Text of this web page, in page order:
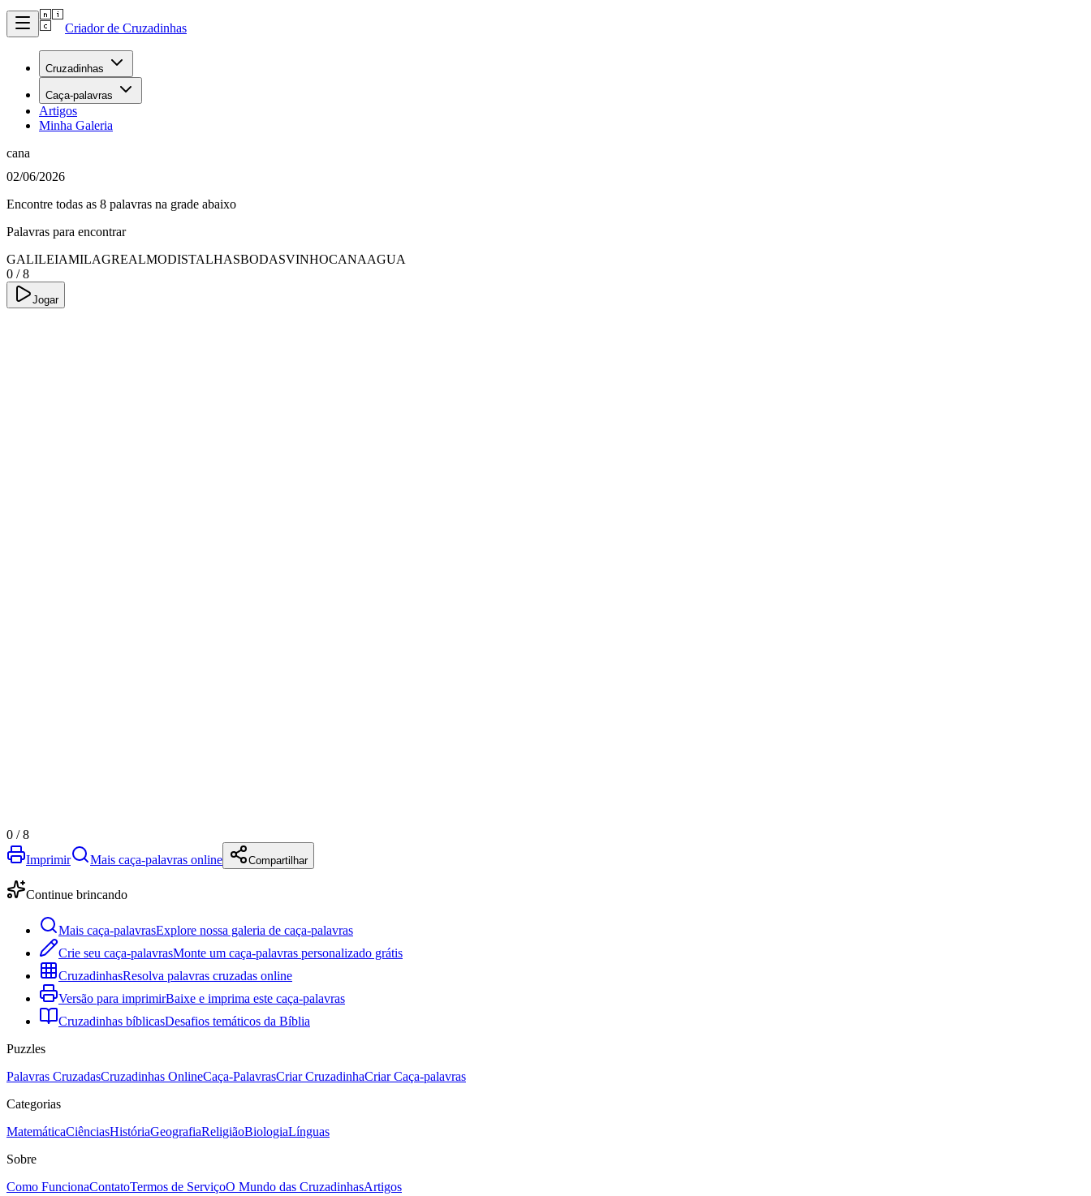
Criador de Cruzadinhas
Cruzadinhas
Caça-palavras
Artigos
Minha Galeria
cana
02/06/2026
Encontre todas as 8 palavras na grade abaixo
Palavras para encontrar
GALILEIAMILAGREALMODISTALHASBODASVINHOCANAAGUA
0 /8
Jogar
0 /8
Imprimir
Mais caça-palavras online Compartilhar
Continue brincando
Mais caça-palavrasExplore nossa galeria de caça-palavras
Crie seu caça-palavrasMonte um caça-palavras personalizado grátis
CruzadinhasResolva palavras cruzadas online
Versão para imprimirBaixe e imprima este caça-palavras
Cruzadinhas bíblicasDesafios temáticos da Bíblia
Puzzles
Palavras CruzadasCruzadinhas OnlineCaça-PalavrasCriar CruzadinhaCriar Caça-palavras
Categorias
MatemáticaCiênciasHistóriaGeografiaReligiãoBiologiaLínguas
Sobre
Como FuncionaContatoTermos de ServiçoO Mundo das CruzadinhasArtigos